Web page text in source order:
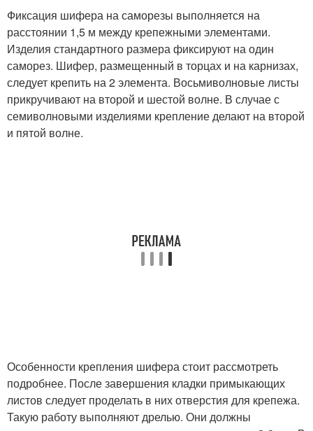
Фиксация шифера на саморезы выполняется на
расстоянии 1,5 м между крепежными элементами.
Изделия стандартного размера фиксируют на один
саморез. Шифер, размещенный в торцах и на карнизах,
следует крепить на 2 элемента. Восьмиволновые листы
прикручивают на второй и шестой волне. В случае с
семиволновыми изделиями крепление делают на второй
и пятой волне.
Особенности крепления шифера стоит рассмотреть
подробнее. После завершения кладки примыкающих
листов следует проделать в них отверстия для крепежа.
Такую работу выполняют дрелью. Они должны